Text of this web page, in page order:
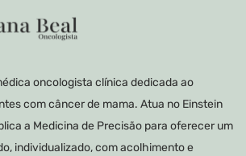
oncologista clínica dedicada ao
com câncer de mama. Atua no Einstein
a Medicina de Precisão para oferecer um
individualizado, com acolhimento e